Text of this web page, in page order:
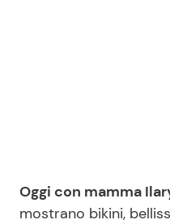
Oggi con mamma
mostrano bikini,